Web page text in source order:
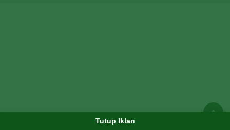
Tutup Iklan